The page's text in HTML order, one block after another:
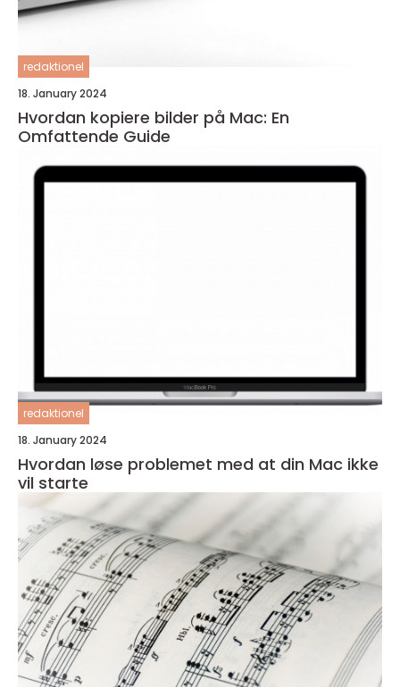
redaktionel
18. January 2024
Hvordan kopiere bilder på Mac: En
Omfattende Guide
redaktionel
18. January 2024
Hvordan løse problemet med at din Mac ikke
vil starte